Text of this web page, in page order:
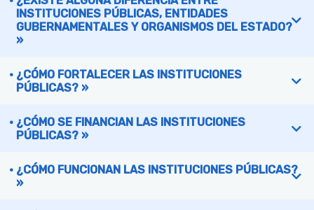
INSTITUCIONES PÚBLICAS, ENTIDADES
GUBERNAMENTALES Y ORGANISMOS DEL ESTADO?
»
¿CÓMO FORTALECER LAS INSTITUCIONES
PÚBLICAS? »
¿CÓMO SE FINANCIAN LAS INSTITUCIONES
PÚBLICAS? »
¿CÓMO FUNCIONAN LAS INSTITUCIONES PÚBLICAS?
»